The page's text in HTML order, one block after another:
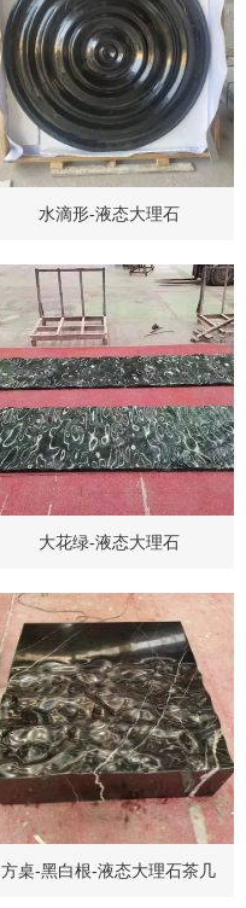
水滴形-液态大理石
大花绿-液态大理石
方桌-黑白根-液态大理石茶几